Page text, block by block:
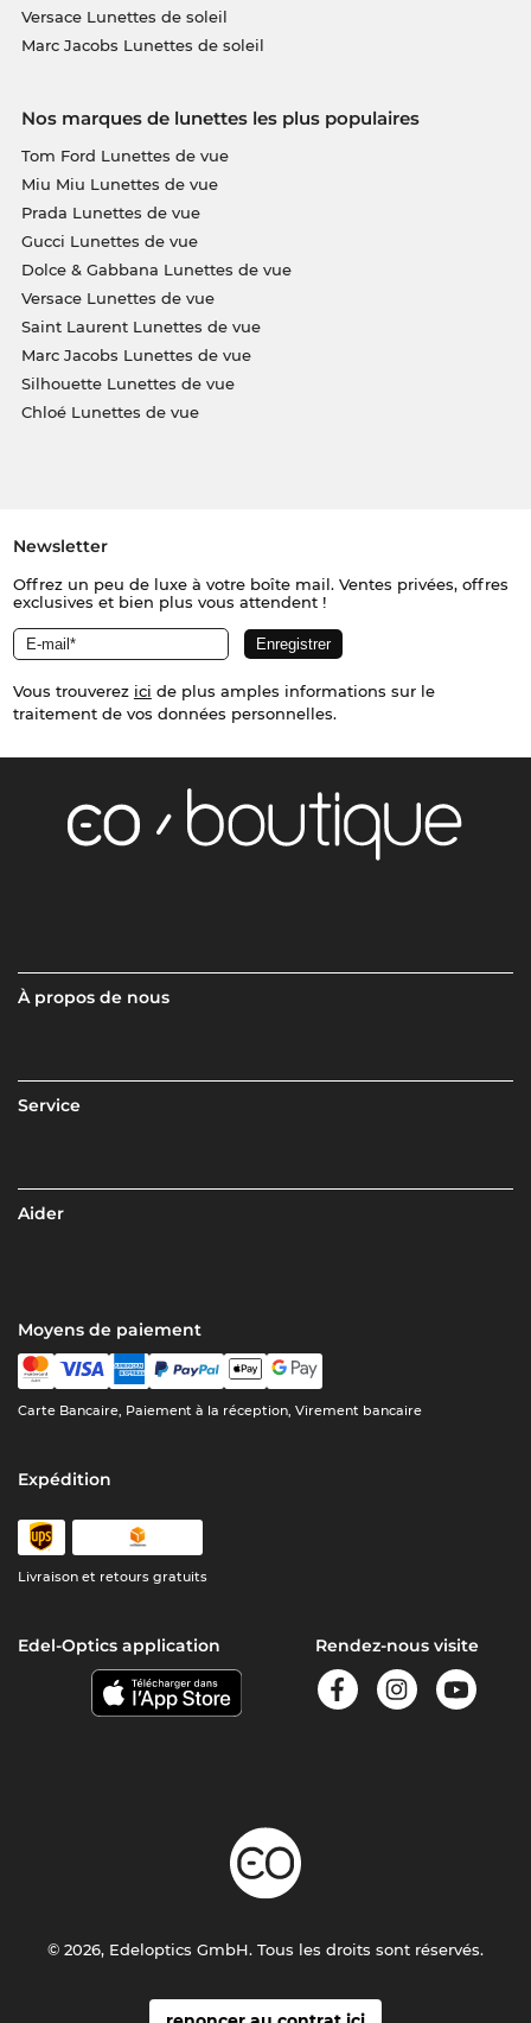
Versace Lunettes de soleil
Marc Jacobs Lunettes de soleil
Nos marques de lunettes les plus populaires
Tom Ford Lunettes de vue
Miu Miu Lunettes de vue
Prada Lunettes de vue
Gucci Lunettes de vue
Dolce & Gabbana Lunettes de vue
Versace Lunettes de vue
Saint Laurent Lunettes de vue
Marc Jacobs Lunettes de vue
Silhouette Lunettes de vue
Chloé Lunettes de vue
Newsletter
Offrez un peu de luxe à votre boîte mail. Ventes privées, offres
exclusives et bien plus vous attendent !
Vous trouverez ici de plus amples informations sur le
traitement de vos données personnelles.
À propos de nous
Service
Aider
Moyens de paiement
Carte Bancaire, Paiement à la réception, Virement bancaire
Expédition
Livraison et retours gratuits
Edel-Optics application Rendez-nous visite
© 2026, Edeloptics GmbH. Tous les droits sont réservés.